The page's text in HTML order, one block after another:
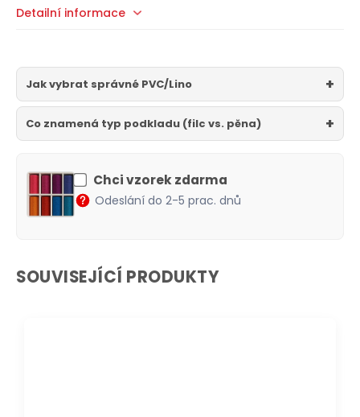
Detailní informace
Jak vybrat správné PVC/Lino
Co znamená typ podkladu (filc vs. pěna)
Chci vzorek zdarma
Odeslání do 2-5 prac. dnů
SOUVISEJÍCÍ PRODUKTY